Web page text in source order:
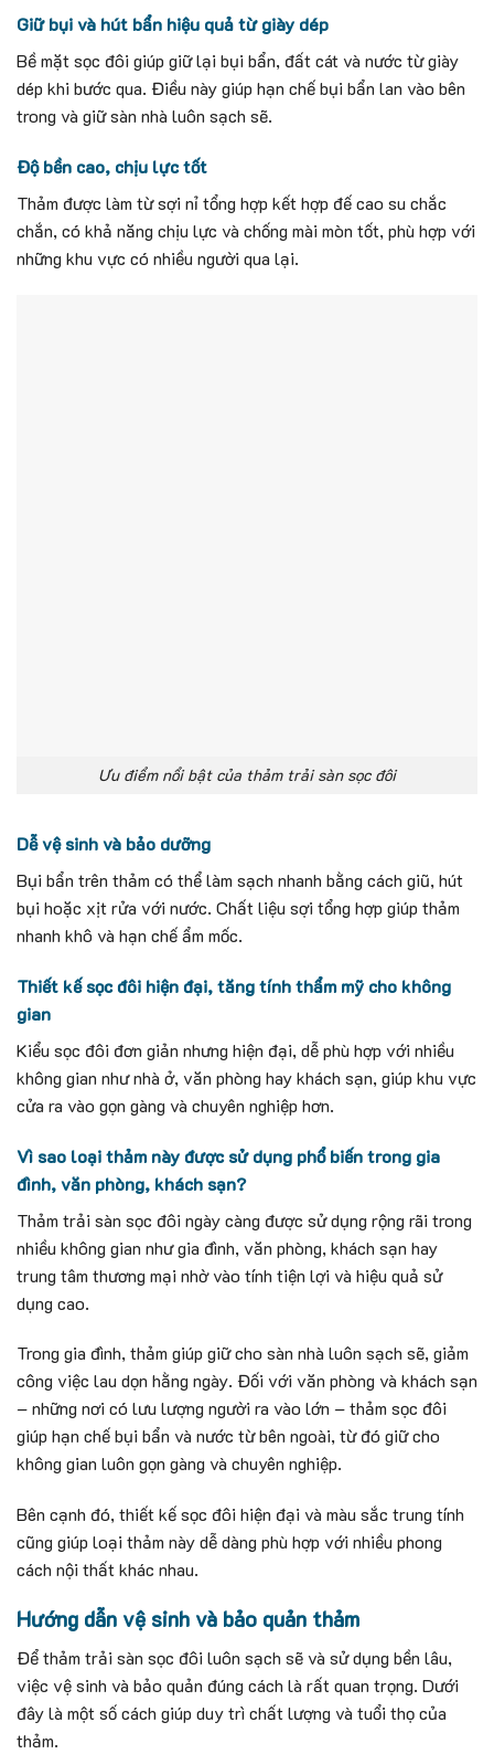
Giữ bụi và hút bẩn hiệu quả từ giày dép
Bề mặt sọc đôi giúp giữ lại bụi bẩn, đất cát và nước từ giày
dép khi bước qua. Điều này giúp hạn chế bụi bẩn lan vào bên
trong và giữ sàn nhà luôn sạch sẽ.
Độ bền cao, chịu lực tốt
Thảm được làm từ sợi nỉ tổng hợp kết hợp đế cao su chắc
chắn, có khả năng chịu lực và chống mài mòn tốt, phù hợp với
những khu vực có nhiều người qua lại.
Ưu điểm nổi bật của thảm trải sàn sọc đôi
Dễ vệ sinh và bảo dưỡng
Bụi bẩn trên thảm có thể làm sạch nhanh bằng cách giũ, hút
bụi hoặc xịt rửa với nước. Chất liệu sợi tổng hợp giúp thảm
nhanh khô và hạn chế ẩm mốc.
Thiết kế sọc đôi hiện đại, tăng tính thẩm mỹ cho không
gian
Kiểu sọc đôi đơn giản nhưng hiện đại, dễ phù hợp với nhiều
không gian như nhà ở, văn phòng hay khách sạn, giúp khu vực
cửa ra vào gọn gàng và chuyên nghiệp hơn.
Vì sao loại thảm này được sử dụng phổ biến trong gia
đình, văn phòng, khách sạn?
Thảm trải sàn sọc đôi ngày càng được sử dụng rộng rãi trong
nhiều không gian như gia đình, văn phòng, khách sạn hay
trung tâm thương mại nhờ vào tính tiện lợi và hiệu quả sử
dụng cao.
Trong gia đình, thảm giúp giữ cho sàn nhà luôn sạch sẽ, giảm
công việc lau dọn hằng ngày. Đối với văn phòng và khách sạn
– những nơi có lưu lượng người ra vào lớn – thảm sọc đôi
giúp hạn chế bụi bẩn và nước từ bên ngoài, từ đó giữ cho
không gian luôn gọn gàng và chuyên nghiệp.
Bên cạnh đó, thiết kế sọc đôi hiện đại và màu sắc trung tính
cũng giúp loại thảm này dễ dàng phù hợp với nhiều phong
cách nội thất khác nhau.
Hướng dẫn vệ sinh và bảo quản thảm
Để thảm trải sàn sọc đôi luôn sạch sẽ và sử dụng bền lâu,
việc vệ sinh và bảo quản đúng cách là rất quan trọng. Dưới
đây là một số cách giúp duy trì chất lượng và tuổi thọ của
thảm.